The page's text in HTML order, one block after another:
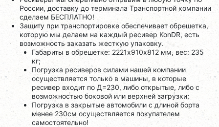
России, доставку до терминала Транспортной компании
сделаем БЕСПЛАТНО!
Защиту при транспортировке обеспечивает обрешетка,
которую мы делаем на каждый ресивер KonDR, есть
возможность заказать жесткую упаковку.
Габариты в обрешетке: 2221х910х812 мм, вес: 235
кг;
Погрузка ресиверов силами нашей компании
осуществляется только в машины, в которые
ресивер входит по Д=230, либо открытые, либо с
возможностью боковой или верхней загрузки;
Погрузка в закрытые автомобили с длиной борта
менее 230см осуществляется покупателем
самостоятельно!